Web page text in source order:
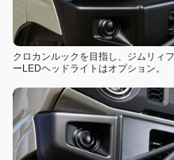
クロカンルックを目指し、ジムリィ
ーLEDヘッドライトはオプション。